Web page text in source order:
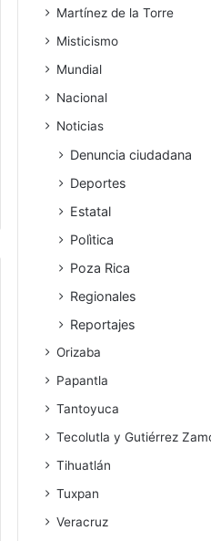
Martínez de la Torre
Misticismo
Mundial
Nacional
Noticias
Denuncia ciudadana
Deportes
Estatal
Polìtica
Poza Rica
Regionales
Reportajes
Orizaba
Papantla
Tantoyuca
Tecolutla y Gutiérrez
Tihuatlán
Tuxpan
Veracruz